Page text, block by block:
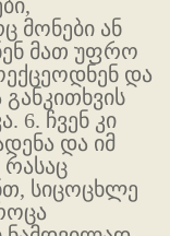
ან
მათ უფრო
და
6. ჩვენ კი
და იმ
სიცოცხლე